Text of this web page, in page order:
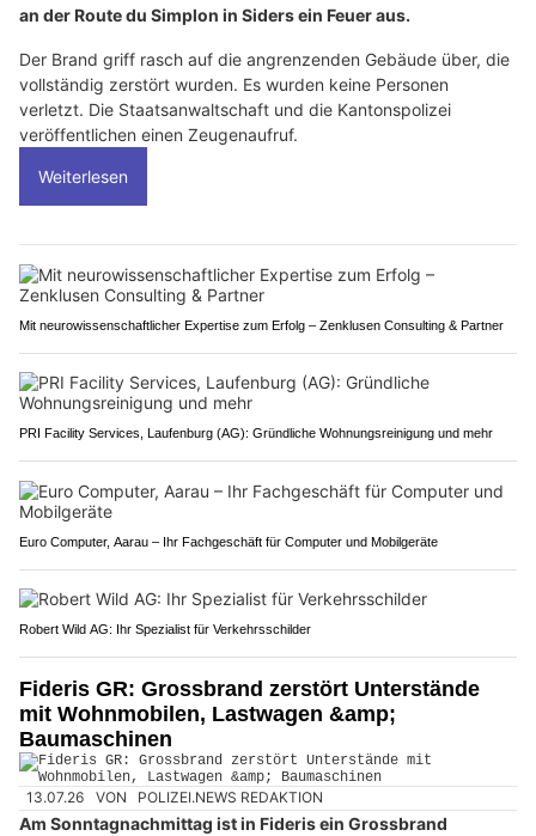
an der Route du Simplon in Siders ein Feuer aus.
Der Brand griff rasch auf die angrenzenden Gebäude über, die
vollständig zerstört wurden. Es wurden keine Personen
verletzt. Die Staatsanwaltschaft und die Kantonspolizei
veröffentlichen einen Zeugenaufruf.
Weiterlesen
Mit neurowissenschaftlicher Expertise zum Erfolg – Zenklusen Consulting & Partner
PRI Facility Services, Laufenburg (AG): Gründliche Wohnungsreinigung und mehr
Euro Computer, Aarau – Ihr Fachgeschäft für Computer und Mobilgeräte
Robert Wild AG: Ihr Spezialist für Verkehrsschilder
Fideris GR: Grossbrand zerstört Unterstände
mit Wohnmobilen, Lastwagen &amp;
Baumaschinen
13.07.26 VON POLIZEI.NEWS REDAKTION
Am Sonntagnachmittag ist in Fideris ein Grossbrand